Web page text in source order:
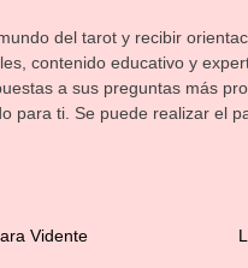
del tarot y recibir
contenido educativo y
a sus preguntas más
para ti. Se puede realizar el
Vidente